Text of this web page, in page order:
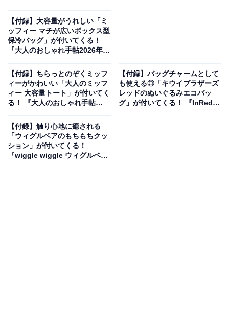
バンダイから2026年6月に発売される「LOVOT [らぼっ
と] めじるしアクセサリー」（税込300円）。全5種のラ
インアップとなっています。
【付録】大容量がうれしい「ミ
ッフィー マチが広いボックス型
保冷バッグ」が付いてくる！
『大人のおしゃれ手帖2026年7
【付録】ちらっとのぞくミッフ
ィーがかわいい「大人のミッフ
ィー 大容量トート」が付いてく
る！ 『大人のおしゃれ手帖
【付録】バッグチャームとして
も使える◎「キウイブラザーズ
レッドのぬいぐるみエコバッ
グ」が付いてくる！ 『InRed
【付録】触り心地に癒される
「ウィグルベアのもちもちクッ
ション」が付いてくる！
『wiggle wiggle ウィグルベア